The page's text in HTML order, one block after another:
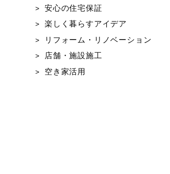
安心の住宅保証
楽しく暮らすアイデア
リフォーム・リノベーション
店舗・施設施工
空き家活用